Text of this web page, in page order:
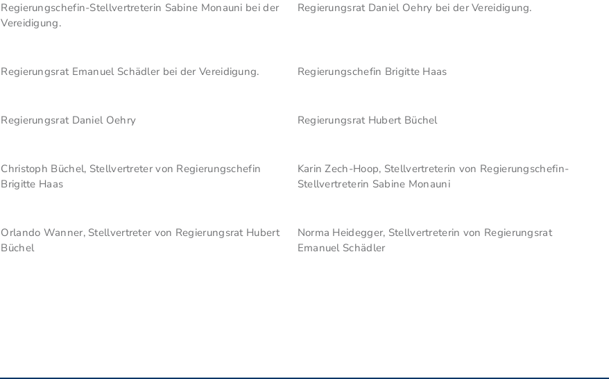
Regierungschefin-Stellvertreterin Sabine Monauni bei der
Vereidigung.
Regierungsrat Daniel Oehry bei der Vereidigung.
Regierungsrat Emanuel Schädler bei der Vereidigung. Regierungschefin Brigitte Haas
Regierungsrat Daniel Oehry Regierungsrat Hubert Büchel
Christoph Büchel, Stellvertreter von Regierungschefin
Brigitte Haas
Karin Zech-Hoop, Stellvertreterin von Regierungschefin-
Stellvertreterin Sabine Monauni
Orlando Wanner, Stellvertreter von Regierungsrat Hubert
Büchel
Norma Heidegger, Stellvertreterin von Regierungsrat
Emanuel Schädler